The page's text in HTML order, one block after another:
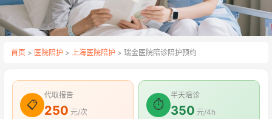
首页 > 医院陪护 > 上海医院陪护 > 瑞金医院陪诊陪护预约
📋
代取报告
250 元/次
⏱
半天陪诊
350 元/4h